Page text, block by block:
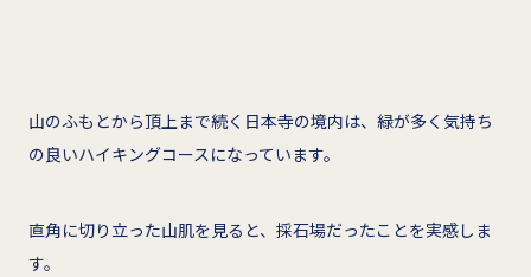
山のふもとから頂上まで続く日本寺の境内は、緑が多く気持ち
の良いハイキングコースになっています。
直角に切り立った山肌を見ると、採石場だったことを実感しま
す。